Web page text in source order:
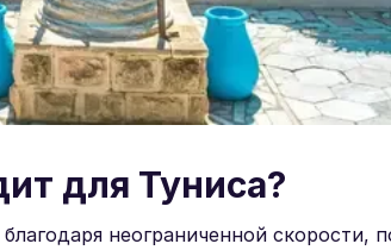
для Туниса?
неограниченной скорости,